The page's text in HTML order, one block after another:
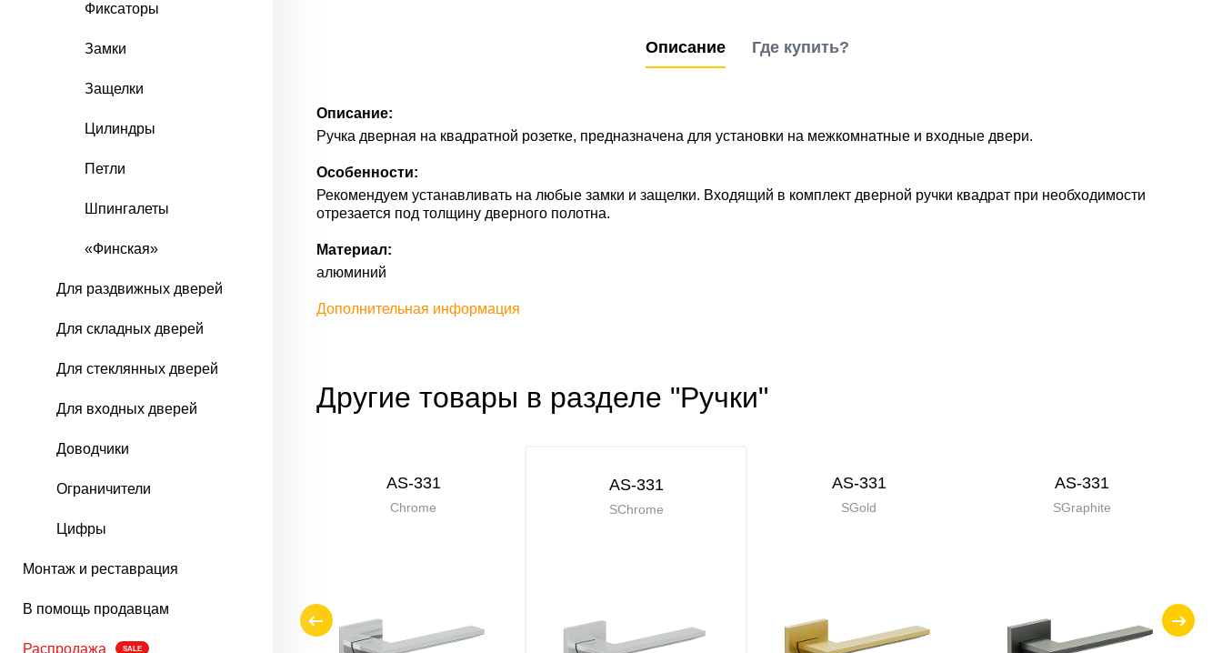
Фиксаторы
Замки
Защелки
Цилиндры
Петли
Шпингалеты
«Финская»
Для раздвижных дверей
Для складных дверей
Для стеклянных дверей
Для входных дверей
Доводчики
Ограничители
Цифры
Монтаж и реставрация
В помощь продавцам
Распродажа SALE
Описание Где купить?
Описание:
Ручка дверная на квадратной розетке, предназначена для установки на межкомнатные и входные двери.
Особенности:
Рекомендуем устанавливать на любые замки и защелки. Входящий в комплект дверной ручки квадрат при необходимости
отрезается под толщину дверного полотна.
Материал:
алюминий
Дополнительная информация
Другие товары в разделе "Ручки"
AS-331
Chrome
AS-331
SChrome
AS-331
SGold
AS-331
SGraphite